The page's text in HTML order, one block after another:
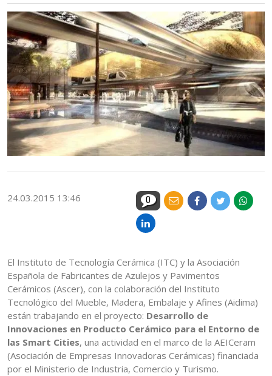
24.03.2015 13:46 0
El Instituto de Tecnología Cerámica (ITC) y la Asociación
Española de Fabricantes de Azulejos y Pavimentos
Cerámicos (Ascer), con la colaboración del Instituto
Tecnológico del Mueble, Madera, Embalaje y Afines (Aidima)
están trabajando en el proyecto: Desarrollo de
Innovaciones en Producto Cerámico para el Entorno de
las Smart Cities, una actividad en el marco de la AEICeram
(Asociación de Empresas Innovadoras Cerámicas) financiada
por el Ministerio de Industria, Comercio y Turismo.